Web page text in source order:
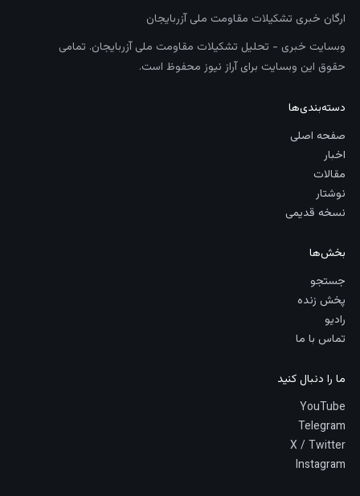
ارگان خبری تشکیلات مقاومت ملی آزربایجان
وبسایت خبری - تحلیل تشکیلات مقاومت ملی آزربایجان. تمامی
حقوق این وبسایت برای آراز نیوز محفوظ است.
دسته‌بندی‌ها
صفحه اصلی
اخبار
مقالات
نوشتار
نسخه قدیمی
بخش‌ها
جستجو
پخش زنده
رادیو
تماس با ما
ما را دنبال کنید
YouTube
Telegram
X / Twitter
Instagram